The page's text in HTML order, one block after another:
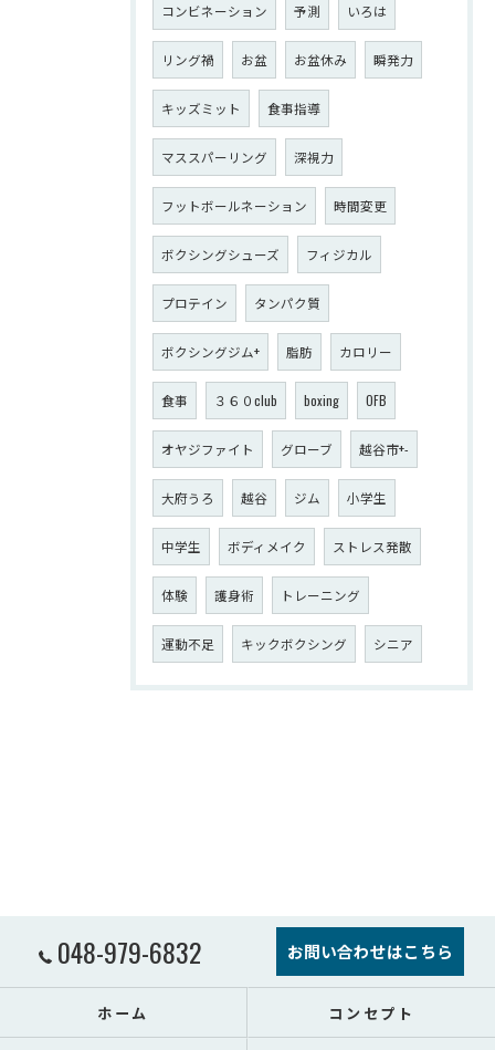
コンビネーション 予測 いろは
リング禍 お盆 お盆休み 瞬発力
キッズミット 食事指導
マススパーリング 深視力
フットボールネーション 時間変更
ボクシングシューズ フィジカル
プロテイン タンパク質
ボクシングジム+ 脂肪 カロリー
食事 ３６０club boxing OFB
オヤジファイト グローブ 越谷市+-
大府うろ 越谷 ジム 小学生
中学生 ボディメイク ストレス発散
体験 護身術 トレーニング
運動不足 キックボクシング シニア
048-979-6832 お問い合わせはこちら
ホーム コンセプト